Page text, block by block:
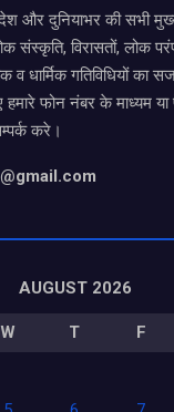
और दुनियाभर की सभी
संस्कृति, विरासतों, लोक
व धार्मिक गतिविधियों का
फोन नंबर के माध्यम
करे।
AUGUST 2026
W T F